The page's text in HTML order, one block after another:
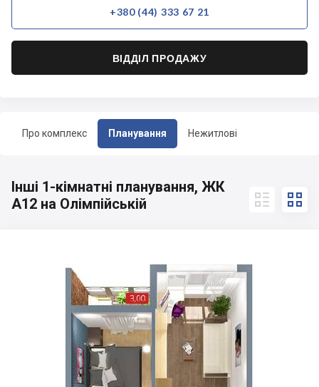
Про комплекс Планування Нежитлові
+380 (44) 333 67 21
ВІДДІЛ ПРОДАЖУ
Інші 1-кімнатні планування, ЖК
А12 на Олімпійській
 